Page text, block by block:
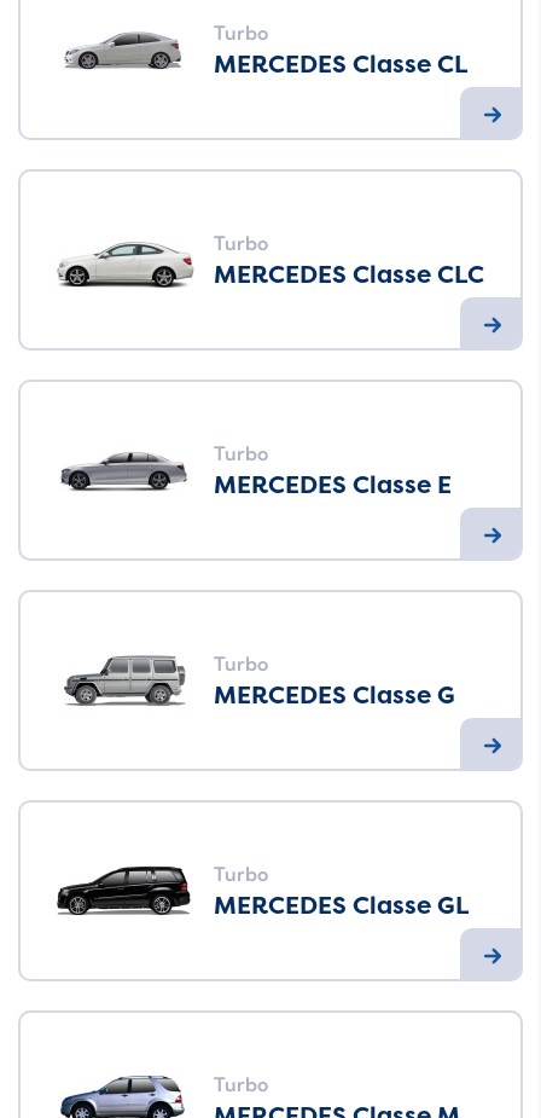
Turbo
MERCEDES Classe CL
Turbo
MERCEDES Classe CLC
Turbo
MERCEDES Classe E
Turbo
MERCEDES Classe G
Turbo
MERCEDES Classe GL
Turbo